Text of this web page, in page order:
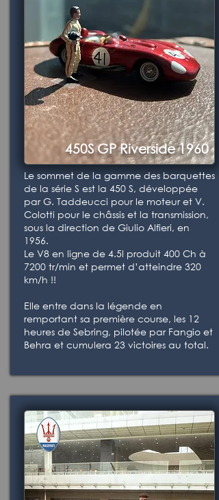
450S GP Riverside 1960
Le sommet de la gamme des barquettes
de la série S est la 450 S, développée
par G. Taddeucci pour le moteur et V.
Colotti pour le châssis et la transmission,
sous la direction de Giulio Alfieri, en
1956.
Le V8 en ligne de 4.5l produit 400 Ch à
7200 tr/min et permet d’atteindre 320
km/h !!
Elle entre dans la légende en
remportant sa première course, les 12
heures de Sebring, pilotée par Fangio et
Behra et cumulera 23 victoires au total.